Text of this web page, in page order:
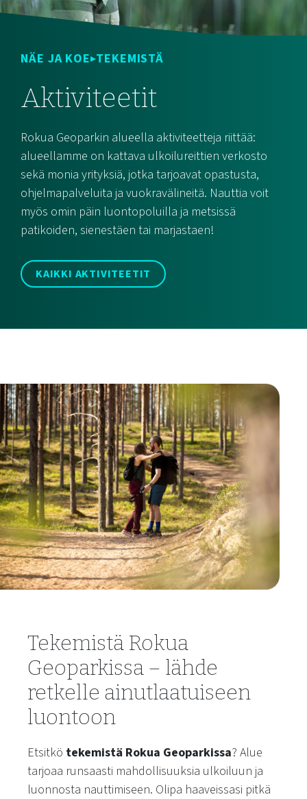
NÄE JA KOE TEKEMISTÄ
Aktiviteetit
Rokua Geoparkin alueella aktiviteetteja riittää:
alueellamme on kattava ulkoilureittien verkosto
sekä monia yrityksiä, jotka tarjoavat opastusta,
ohjelmapalveluita ja vuokravälineitä. Nauttia voit
myös omin päin luontopoluilla ja metsissä
patikoiden, sienestäen tai marjastaen!
KAIKKI AKTIVITEETIT
Tekemistä Rokua
Geoparkissa – lähde
retkelle ainutlaatuiseen
luontoon
Etsitkö tekemistä Rokua Geoparkissa? Alue
tarjoaa runsaasti mahdollisuuksia ulkoiluun ja
luonnosta nauttimiseen. Olipa haaveissasi pitkä